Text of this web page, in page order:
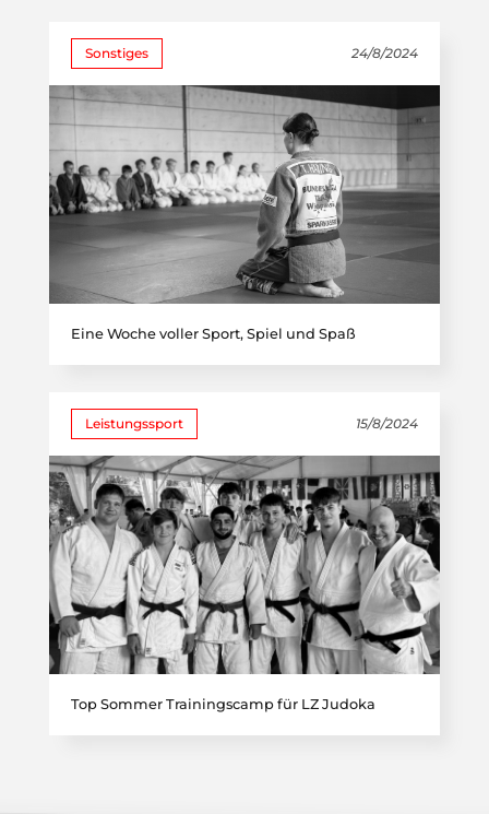
Sonstiges 24/8/2024
Eine Woche voller Sport, Spiel und Spaß
Leistungssport 15/8/2024
Top Sommer Trainingscamp für LZ Judoka